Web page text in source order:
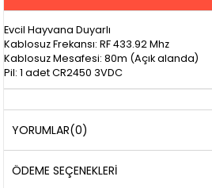
Evcil Hayvana Duyarlı
Kablosuz Frekansı: RF 433.92 Mhz
Kablosuz Mesafesi: 80m (Açık alanda)
Pil: 1 adet CR2450 3VDC
YORUMLAR(0)
ÖDEME SEÇENEKLERI